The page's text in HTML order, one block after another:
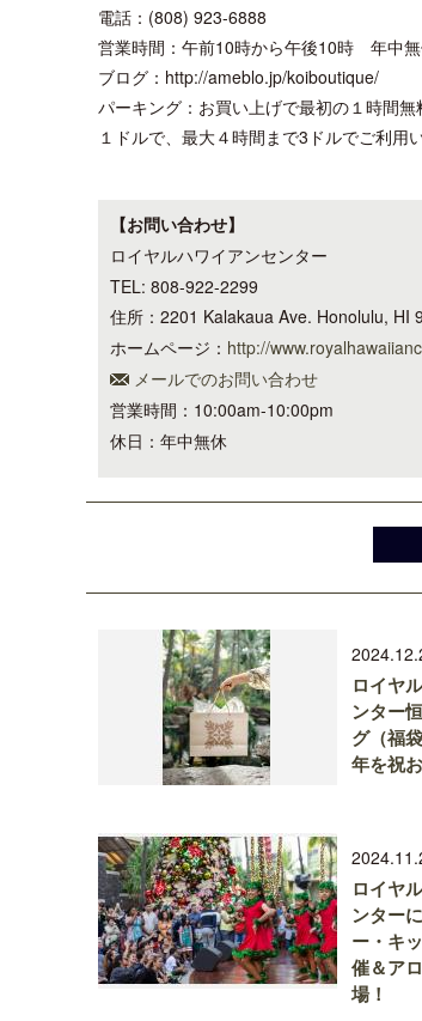
電話：(808) 923-6888
営業時間：午前10時から午後10時 年中
ブログ：http://ameblo.jp/koiboutique/
パーキング：お買い上げで最初の１時間無
１ドルで、最大４時間まで3ドルでご利用
【お問い合わせ】
ロイヤルハワイアンセンター
TEL: 808-922-2299
住所：2201 Kalakaua Ave. Honolulu, HI
ホームページ： http://
メールでのお問い合わせ
営業時間：10:00am-10:00pm
休日：年中無休
ロイヤ
ンター
グ（福
年を祝お
ロイヤ
ンター
ー・キ
催＆ア
場！